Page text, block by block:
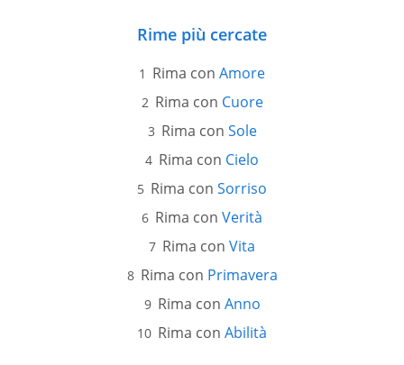
Rime più cercate
Rima con Amore
Rima con Cuore
Rima con Sole
Rima con Cielo
Rima con Sorriso
Rima con Verità
Rima con Vita
Rima con Primavera
Rima con Anno
Rima con Abilità